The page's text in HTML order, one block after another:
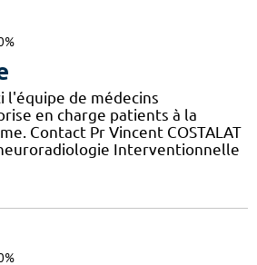
l'équipe de médecins
en charge patients à la
Contact Pr Vincent COSTALAT
Interventionnelle